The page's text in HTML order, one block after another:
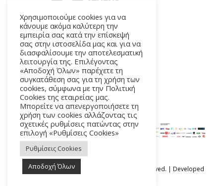
ΑΛΚΜΗΝΗΣ 5 – 118 54 ΑΘΗΝΑ
Ⓒ Athens Epidaurus Festival 2026 All rights reserved. | Developed
Χρησιμοποιούμε cookies για να
κάνουμε ακόμα καλύτερη την
εμπειρία σας κατά την επίσκεψή
σας στην ιστοσελίδα μας και για να
διασφαλίσουμε την αποτελεσματική
λειτουργία της. Επιλέγοντας
«Αποδοχή Όλων» παρέχετε τη
συγκατάθεση σας για τη χρήση των
cookies, σύμφωνα με την Πολιτική
Cookies της εταιρείας μας.
Μπορείτε να απενεργοποιήσετε τη
χρήση των cookies αλλάζοντας τις
σχετικές ρυθμίσεις πατώντας στην
επιλογή «Ρυθμίσεις Cookies»
Ρυθμίσεις Cookies
Αποδοχή Όλων